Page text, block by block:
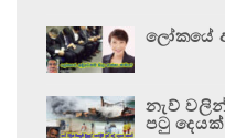
ලෝකයේ
නැව්
පටු